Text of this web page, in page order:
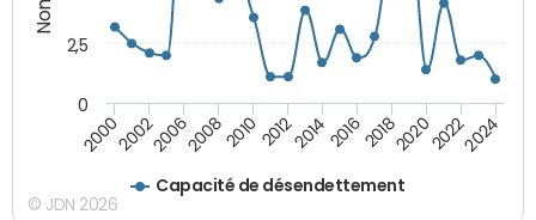
Capacité de désendettement
20002002200620082010 2012201420162018202020222024
0
2,5
© JDN 2026